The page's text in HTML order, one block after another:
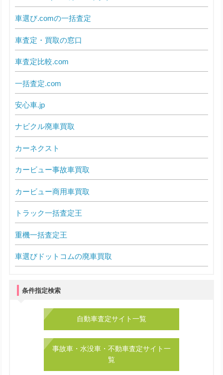
車選び.comの一括査定
車査定・買取の窓口
車査定比較.com
一括査定.com
安心車.jp
ナビクル廃車買取
カーネクスト
カービュー事故車買取
カービュー商用車買取
トラック一括査定王
重機一括査定王
車選びドットコムの廃車買取
条件指定検索
自動車査定サイト一覧
事故車・水没車・不動車査定サイト一
覧